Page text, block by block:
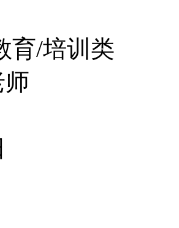
育/培训类